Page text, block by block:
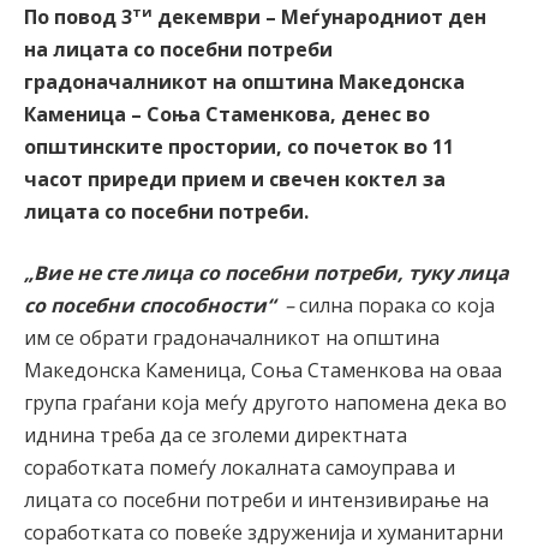
По повод 3ти декември – Меѓународниот ден
на лицата со посебни потреби
градоначалникот на општина Македонска
Каменица – Соња Стаменкова, денeс во
општинските простории, со почеток во 11
часот приреди прием и свечен коктел за
лицата со посебни потреби.
„Вие не сте лица со посебни потреби, туку лица
со посебни способности“–силна порака со која
им се обрати градоначалникот на општина
Македонска Каменица, Соња Стаменкова на оваа
група граѓани која меѓу другото напомена дека во
иднина треба да се зголеми директната
соработката помеѓу локалната самоуправа и
лицата со посебни потреби и интензивирање на
соработката со повеќе здруженија и хуманитарни